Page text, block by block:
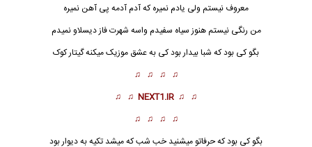
معروف نیستم ولی یادم نمیره که آدم آدمه پی آهن نمیره
من رنگی نیستم هنوز سیاه سفیدم واسه شهرت فاز دیسلاو نمیدم
بگو کی بود که شبا بیدار بود کی به عشق موزیک میکنه گیتار کوک
♫ ♫ ♫ ♫
♫ ♫
NEXT1.IR
♫ ♫
♫ ♫ ♫ ♫
بگو کی بود که حرفاتو میشنید خب شب که میشد تکیه به دیوار بود